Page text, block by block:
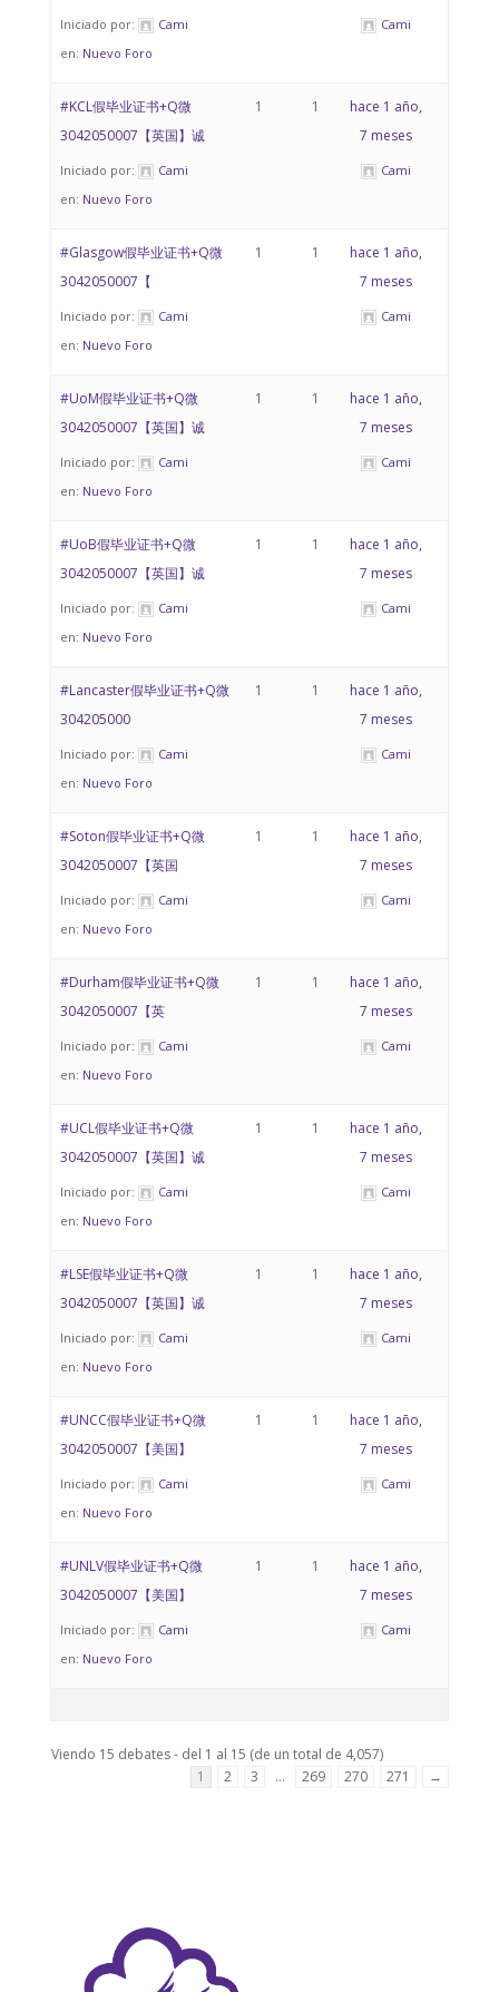
Iniciado por:
Cami
en: Nuevo Foro
Cami
#KCL假毕业证书+Q微
3042050007【英国】诚
Iniciado por:
Cami
en: Nuevo Foro
1 1
hace 1 año,
7 meses
Cami
#Glasgow假毕业证书+Q微
3042050007【
Iniciado por:
Cami
en: Nuevo Foro
1 1
hace 1 año,
7 meses
Cami
#UoM假毕业证书+Q微
3042050007【英国】诚
Iniciado por:
Cami
en: Nuevo Foro
1 1
hace 1 año,
7 meses
Cami
#UoB假毕业证书+Q微
3042050007【英国】诚
Iniciado por:
Cami
en: Nuevo Foro
1 1
hace 1 año,
7 meses
Cami
#Lancaster假毕业证书+Q微
304205000
Iniciado por:
Cami
en: Nuevo Foro
1 1
hace 1 año,
7 meses
Cami
#Soton假毕业证书+Q微
3042050007【英国
Iniciado por:
Cami
en: Nuevo Foro
1 1
hace 1 año,
7 meses
Cami
#Durham假毕业证书+Q微
3042050007【英
Iniciado por:
Cami
en: Nuevo Foro
1 1
hace 1 año,
7 meses
Cami
#UCL假毕业证书+Q微
3042050007【英国】诚
Iniciado por:
Cami
en: Nuevo Foro
1 1
hace 1 año,
7 meses
Cami
#LSE假毕业证书+Q微
3042050007【英国】诚
Iniciado por:
Cami
en: Nuevo Foro
1 1
hace 1 año,
7 meses
Cami
#UNCC假毕业证书+Q微
3042050007【美国】
Iniciado por:
Cami
en: Nuevo Foro
1 1
hace 1 año,
7 meses
Cami
#UNLV假毕业证书+Q微
3042050007【美国】
Iniciado por:
Cami
en: Nuevo Foro
1 1
hace 1 año,
7 meses
Cami
Viendo 15 debates - del 1 al 15 (de un total de 4,057)
1
2 3 … 269 270 271 →